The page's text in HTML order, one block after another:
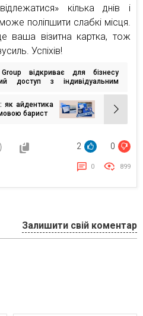
кілька днів і
поліпшити слабкі місця.
ваша візитна картка, тож
Успіхів!
відкриває для бізнесу
доступ з індивідуальним
як айдентика
барист
2 0
0 899
Залишити свій коментар